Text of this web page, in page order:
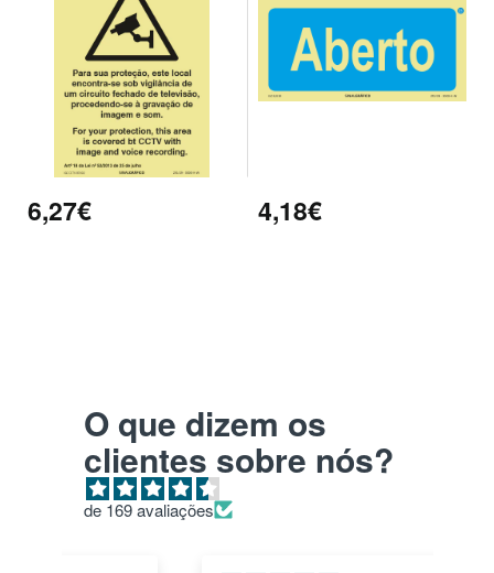
6,27€ 4,18€
O que dizem os
clientes sobre nós?
de 169 avaliações